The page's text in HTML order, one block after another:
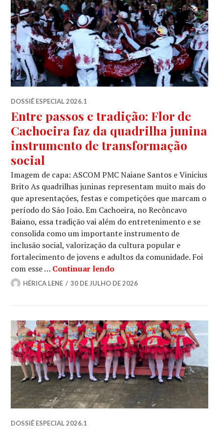
DOSSIÊ ESPECIAL 2026.1
Entre passos e tradição: Flor de
Cachoeira faz da quadrilha junina
instrumento de transformação
social
Imagem de capa: ASCOM PMC Naiane Santos e Vinicius
Brito As quadrilhas juninas representam muito mais do
que apresentações, festas e competições que marcam o
período do São João. Em Cachoeira, no Recôncavo
Baiano, essa tradição vai além do entretenimento e se
consolida como um importante instrumento de
inclusão social, valorização da cultura popular e
fortalecimento de jovens e adultos da comunidade. Foi
com esse … Continuar lendoEntre passos e tradição:
HÉRICA LENE 30 DE JULHO DE 2026
DOSSIÊ ESPECIAL 2026.1